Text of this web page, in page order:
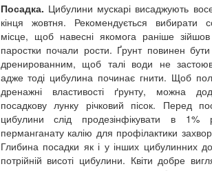
Посадка. Цибулини мускарі висаджують
кінця жовтня. Рекомендується вибирати
місце, щоб навесні якомога раніше зійшов
паростки почали рости. Ґрунт повинен
дренированним, щоб талі води не
адже тоді цибулина починає гнити. Щоб
дренажні властивості ґрунту, можна
посадкову лунку річковий пісок. Перед
цибулини слід продезінфікувати в 1%
перманганату калію для профілактики
Глибина посадки як і у інших цибулинних
потрійній висоті цибулини. Квіти добре